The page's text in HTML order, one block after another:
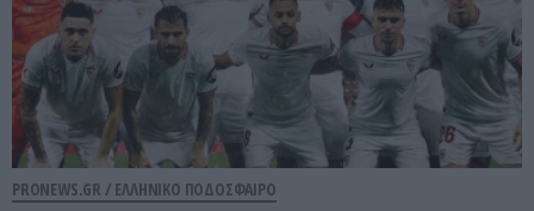
PRONEWS.GR / ΕΛΛΗΝΙΚΟ ΠΟΔΟΣΦΑΙΡΟ